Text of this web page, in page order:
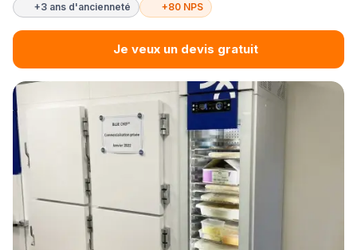
+3 ans d'ancienneté +80 NPS
Je veux un devis gratuit